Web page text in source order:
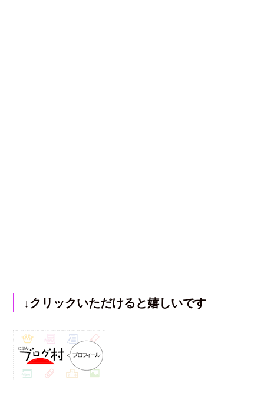
↓クリックいただけると嬉しいです